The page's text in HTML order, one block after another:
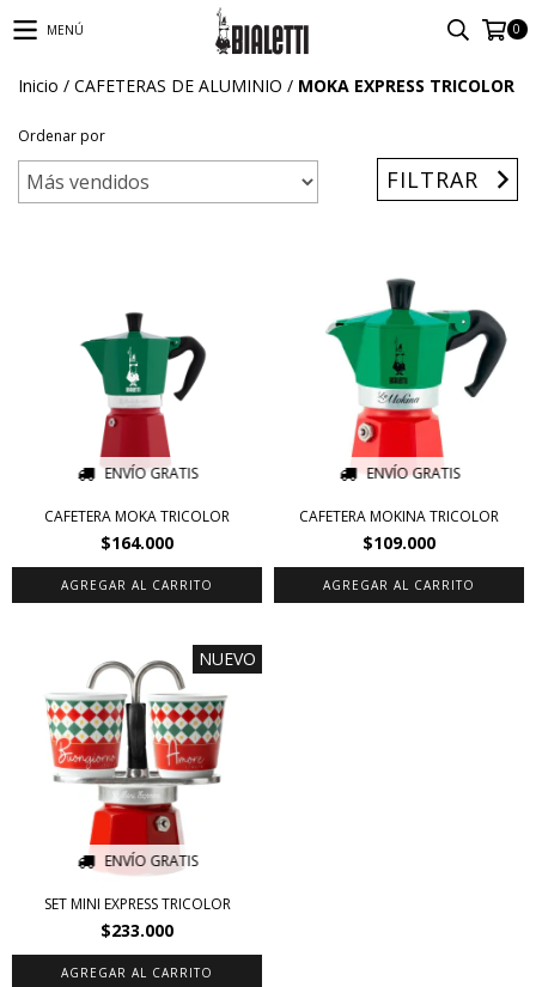
MENÚ 0
Inicio / CAFETERAS DE ALUMINIO / MOKA EXPRESS TRICOLOR
Ordenar por
FILTRAR
ENVÍO GRATIS
CAFETERA MOKA TRICOLOR
$164.000
AGREGAR AL CARRITO
ENVÍO GRATIS
CAFETERA MOKINA TRICOLOR
$109.000
ENVÍO GRATIS
NUEVO
SET MINI EXPRESS TRICOLOR
$233.000